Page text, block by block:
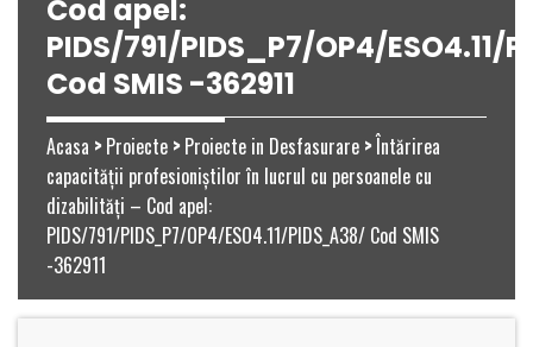
Cod apel:
PIDS/791/PIDS_P7/OP4/ESO4.11/
Cod SMIS -362911
Acasa >Proiecte >Proiecte in Desfasurare >Întărirea
capacității profesioniștilor în lucrul cu persoanele cu
dizabilități – Cod apel:
PIDS/791/PIDS_P7/OP4/ESO4.11/PIDS_A38/ Cod SMIS
-362911